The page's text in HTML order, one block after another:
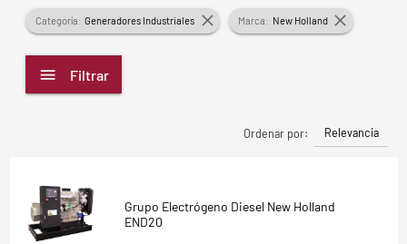
Categoría: Generadores Industriales Marca: New Holland
Filtrar
Ordenar por: Relevancia
Grupo Electrógeno Diesel New Holland
END20